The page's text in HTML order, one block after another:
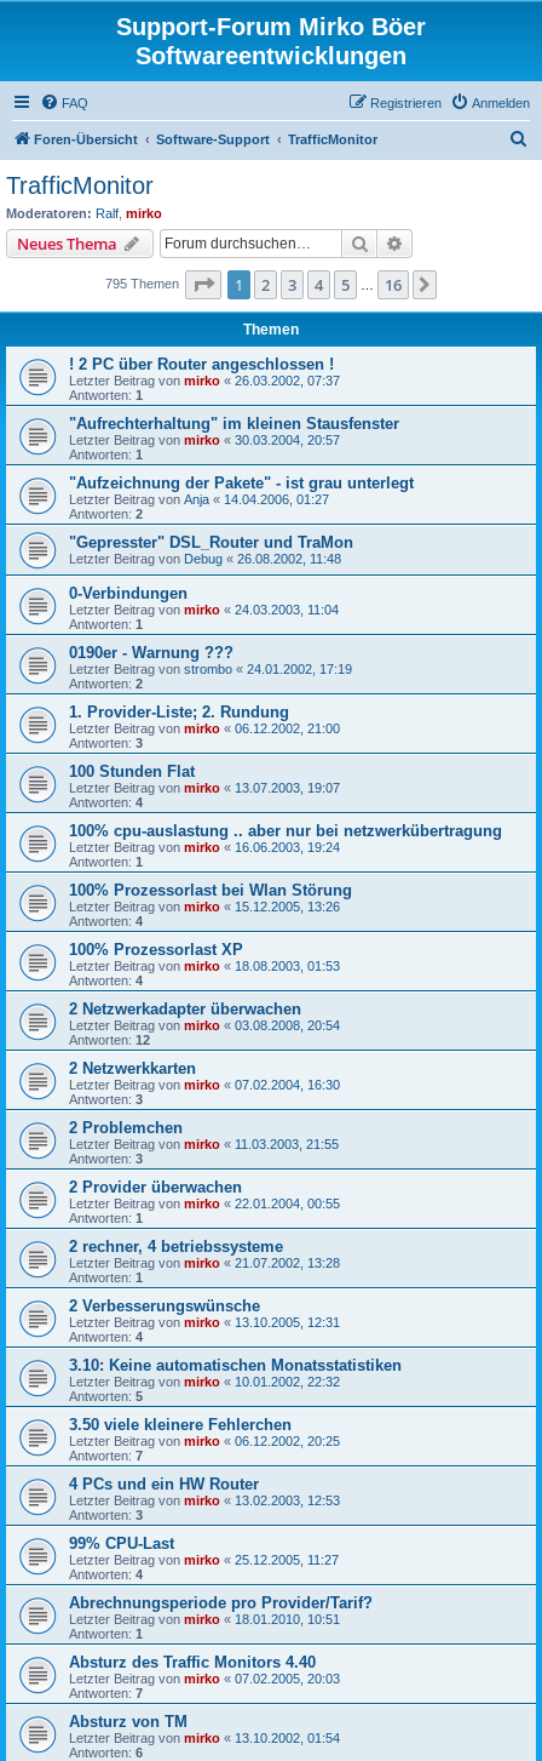
Support-Forum Mirko Böer
Softwareentwicklungen
FAQ Anmelden
Registrieren
Foren-Übersicht Software-Support TrafficMonitor
TrafficMonitor
Moderatoren: Ralf mirko
Neues Thema Suche
795 Themen Seite 1von 16
1 2 3 4 5 16
Themen
! 2 PC über Router angeschlossen !
Letzter Beitrag von mirko « 26.03.2002, 07:37
Antworten: 1
"Aufrechterhaltung" im kleinen Stausfenster
Letzter Beitrag von mirko « 30.03.2004, 20:57
Antworten: 1
"Aufzeichnung der Pakete" - ist grau unterlegt
Letzter Beitrag von Anja « 14.04.2006, 01:27
Antworten: 2
"Gepresster" DSL_Router und TraMon
Letzter Beitrag von Debug « 26.08.2002, 11:48
0-Verbindungen
Letzter Beitrag von mirko « 24.03.2003, 11:04
Antworten: 1
0190er - Warnung ???
Letzter Beitrag von strombo « 24.01.2002, 17:19
Antworten: 2
1. Provider-Liste; 2. Rundung
Letzter Beitrag von mirko « 06.12.2002, 21:00
Antworten: 3
100 Stunden Flat
Letzter Beitrag von mirko « 13.07.2003, 19:07
Antworten: 4
100% cpu-auslastung .. aber nur bei netzwerkübertragung
Letzter Beitrag von mirko « 16.06.2003, 19:24
Antworten: 1
100% Prozessorlast bei Wlan Störung
Letzter Beitrag von mirko « 15.12.2005, 13:26
Antworten: 4
100% Prozessorlast XP
Letzter Beitrag von mirko « 18.08.2003, 01:53
Antworten: 4
2 Netzwerkadapter überwachen
Letzter Beitrag von mirko « 03.08.2008, 20:54
Antworten: 12
2 Netzwerkkarten
Letzter Beitrag von mirko « 07.02.2004, 16:30
Antworten: 3
2 Problemchen
Letzter Beitrag von mirko « 11.03.2003, 21:55
Antworten: 3
2 Provider überwachen
Letzter Beitrag von mirko « 22.01.2004, 00:55
Antworten: 1
2 rechner, 4 betriebssysteme
Letzter Beitrag von mirko « 21.07.2002, 13:28
Antworten: 1
2 Verbesserungswünsche
Letzter Beitrag von mirko « 13.10.2005, 12:31
Antworten: 4
3.10: Keine automatischen Monatsstatistiken
Letzter Beitrag von mirko « 10.01.2002, 22:32
Antworten: 5
3.50 viele kleinere Fehlerchen
Letzter Beitrag von mirko « 06.12.2002, 20:25
Antworten: 7
4 PCs und ein HW Router
Letzter Beitrag von mirko « 13.02.2003, 12:53
Antworten: 3
99% CPU-Last
Letzter Beitrag von mirko « 25.12.2005, 11:27
Antworten: 4
Abrechnungsperiode pro Provider/Tarif?
Letzter Beitrag von mirko « 18.01.2010, 10:51
Antworten: 1
Absturz des Traffic Monitors 4.40
Letzter Beitrag von mirko « 07.02.2005, 20:03
Antworten: 7
Absturz von TM
Letzter Beitrag von mirko « 13.10.2002, 01:54
Antworten: 6